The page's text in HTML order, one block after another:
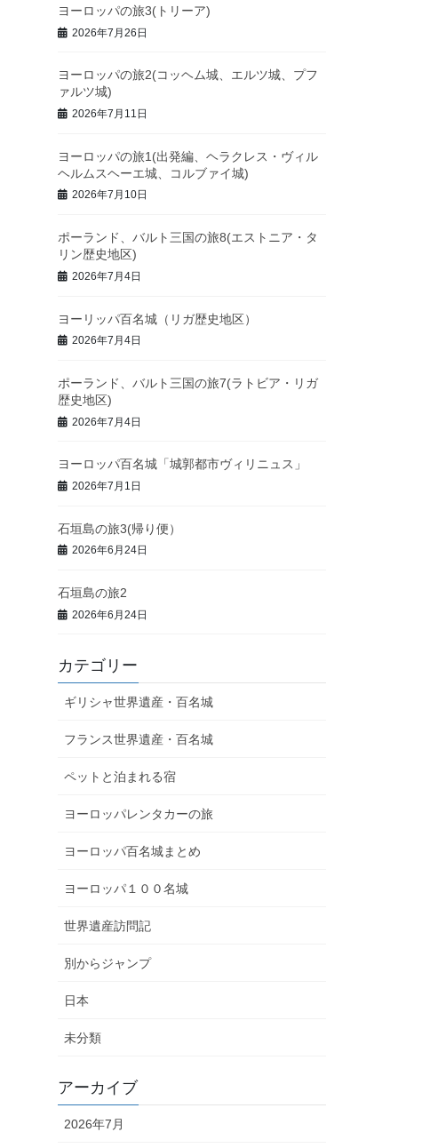
ヨーロッパの旅3(トリーア)
2026年7月26日
ヨーロッパの旅2(コッヘム城、エルツ城、プフ
ァルツ城)
2026年7月11日
ヨーロッパの旅1(出発編、ヘラクレス・ヴィル
ヘルムスヘーエ城、コルブァイ城)
2026年7月10日
ポーランド、バルト三国の旅8(エストニア・タ
リン歴史地区)
2026年7月4日
ヨーリッパ百名城（リガ歴史地区）
2026年7月4日
ポーランド、バルト三国の旅7(ラトビア・リガ
歴史地区)
2026年7月4日
ヨーロッパ百名城「城郭都市ヴィリニュス」
2026年7月1日
石垣島の旅3(帰り便）
2026年6月24日
石垣島の旅2
2026年6月24日
カテゴリー
ギリシャ世界遺産・百名城
フランス世界遺産・百名城
ペットと泊まれる宿
ヨーロッパレンタカーの旅
ヨーロッパ百名城まとめ
ヨーロッパ１００名城
世界遺産訪問記
別からジャンプ
日本
未分類
アーカイブ
2026年7月